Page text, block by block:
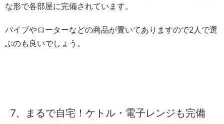
な形で各部屋に完備されています。
バイブやローターなどの商品が置いてありますので2人で選
ぶのも良いでしょう。
7、まるで自宅！ケトル・電子レンジも完備